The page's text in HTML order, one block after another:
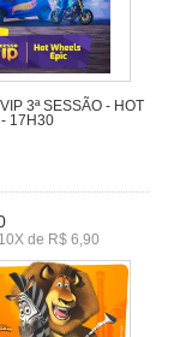
3ª SESSÃO - HOT
17H30
de R$ 6,90